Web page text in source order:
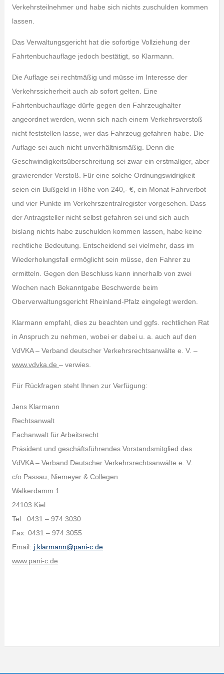
Verkehrsteilnehmer und habe sich nichts zuschulden kommen
lassen.
Das Verwaltungsgericht hat die sofortige Vollziehung der
Fahrtenbuchauflage jedoch bestätigt, so Klarmann.
Die Auflage sei rechtmäßig und müsse im Interesse der
Verkehrssicherheit auch ab sofort gelten. Eine
Fahrtenbuchauflage dürfe gegen den Fahrzeughalter
angeordnet werden, wenn sich nach einem Verkehrsverstoß
nicht feststellen lasse, wer das Fahrzeug gefahren habe. Die
Auflage sei auch nicht unverhältnismäßig. Denn die
Geschwindigkeitsüberschreitung sei zwar ein erstmaliger, aber
gravierender Verstoß. Für eine solche Ordnungswidrigkeit
seien ein Bußgeld in Höhe von 240,- €, ein Monat Fahrverbot
und vier Punkte im Verkehrszentralregister vorgesehen. Dass
der Antragsteller nicht selbst gefahren sei und sich auch
bislang nichts habe zuschulden kommen lassen, habe keine
rechtliche Bedeutung. Entscheidend sei vielmehr, dass im
Wiederholungsfall ermöglicht sein müsse, den Fahrer zu
ermitteln. Gegen den Beschluss kann innerhalb von zwei
Wochen nach Bekanntgabe Beschwerde beim
Oberverwaltungsgericht Rheinland-Pfalz eingelegt werden.
Klarmann empfahl, dies zu beachten und ggfs. rechtlichen Rat
in Anspruch zu nehmen, wobei er dabei u. a. auch auf den
VdVKA – Verband deutscher Verkehrsrechtsanwälte e. V. –
www.vdvka.de – verwies.
Für Rückfragen steht Ihnen zur Verfügung:
Jens Klarmann
Rechtsanwalt
Fachanwalt für Arbeitsrecht
Präsident und geschäftsführendes Vorstandsmitglied des
VdVKA – Verband Deutscher Verkehrsrechtsanwälte e. V.
c/o Passau, Niemeyer & Collegen
Walkerdamm 1
24103 Kiel
Tel: 0431 – 974 3030
Fax: 0431 – 974 3055
Email: j.klarmann@pani-c.de
www.pani-c.de